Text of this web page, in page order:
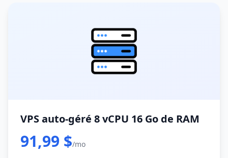
VPS auto-géré 8 vCPU 16 Go de RAM
91,99 $/mo